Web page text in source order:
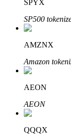
Đầu tư cố định
Tận hưởng
SPYX
SP500
AMZNX
Amazon
AEON
AEON
QQQX